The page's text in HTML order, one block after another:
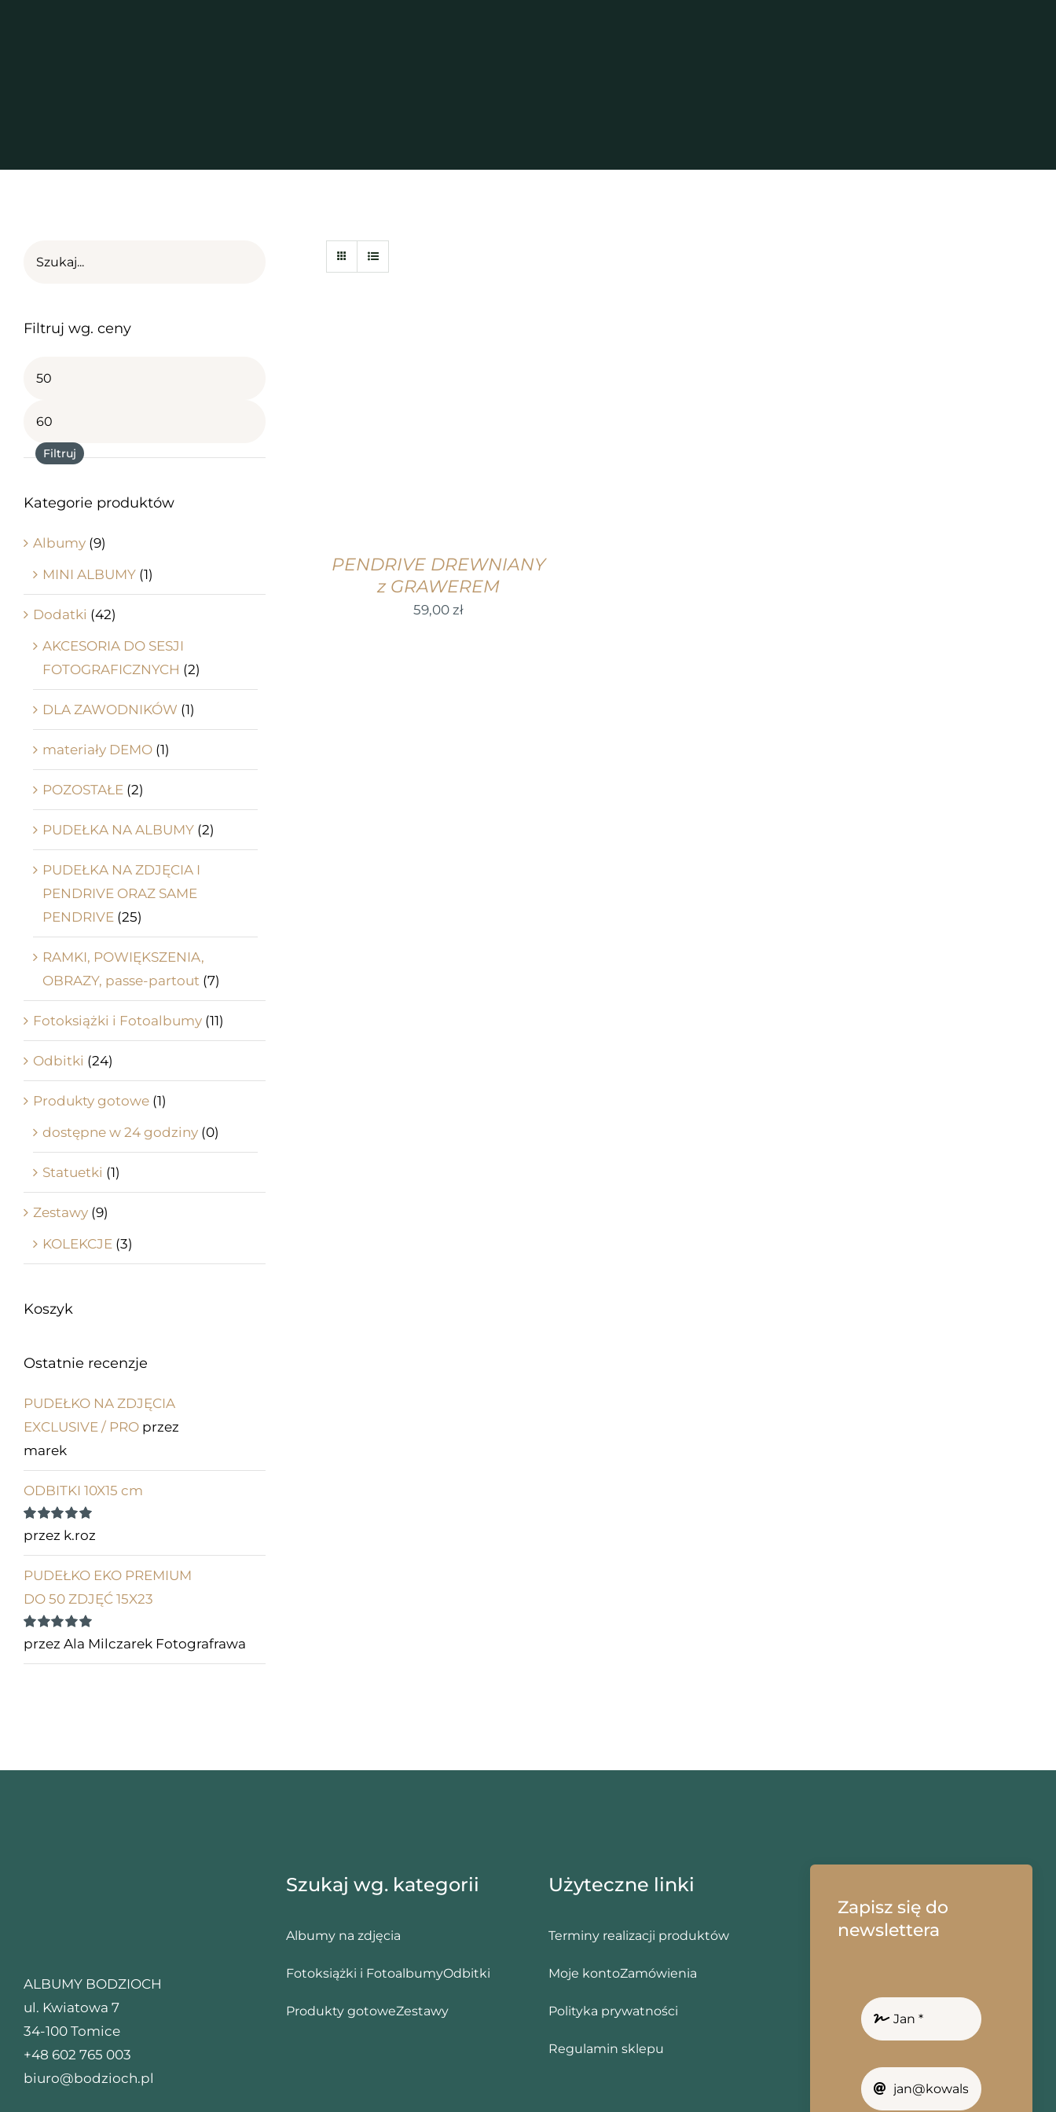
PENDRIVE DREWNIANY
z GRAWEREM
59,00zł
Filtruj wg. ceny
Filtruj
Kategorie produktów
Albumy (9)
MINI ALBUMY (1)
Dodatki (42)
AKCESORIA DO SESJI
FOTOGRAFICZNYCH (2)
DLA ZAWODNIKÓW (1)
materiały DEMO (1)
POZOSTAŁE (2)
PUDEŁKA NA ALBUMY (2)
PUDEŁKA NA ZDJĘCIA I
PENDRIVE ORAZ SAME
PENDRIVE (25)
RAMKI, POWIĘKSZENIA,
OBRAZY, passe-partout (7)
Fotoksiążki i Fotoalbumy (11)
Odbitki (24)
Produkty gotowe (1)
dostępne w 24 godziny (0)
Statuetki (1)
Zestawy (9)
KOLEKCJE (3)
Koszyk
Ostatnie recenzje
PUDEŁKO NA ZDJĘCIA
EXCLUSIVE / PRO przez
marek
ODBITKI 10X15 cm
Oceniono5
na 5
przez k.roz
PUDEŁKO EKO PREMIUM
DO 50 ZDJĘĆ 15X23
Oceniono5
na 5
przez Ala Milczarek Fotografrawa
ALBUMY BODZIOCH
ul. Kwiatowa 7
34-100 Tomice
+48 602 765 003
biuro@bodzioch.pl
Szukaj wg. kategorii
Albumy na zdjęcia
Fotoksiążki i FotoalbumyOdbitki
Produkty gotoweZestawy
Użyteczne linki
Terminy realizacji produktów
Moje kontoZamówienia
Polityka prywatności
Regulamin sklepu
Zapisz się do
newslettera